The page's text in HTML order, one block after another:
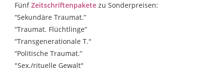
FünfZeitschriftenpakete zu Sonderpreisen:
“Sekundäre Traumat.”
“Traumat. Flüchtlinge”
“Transgenerationale T."
“Politische Traumat.”
"Sex./rituelle Gewalt"